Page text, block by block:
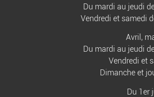
Du mardi au jeudi
Vendredi et samedi
Avril,
Du mardi au jeudi
Vendredi et
Dimanche et
Du 1er